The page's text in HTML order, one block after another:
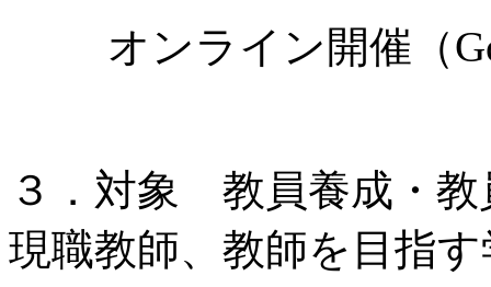
オンライン開催（
３．対象 教員養成・教
現職教師、教師を目指